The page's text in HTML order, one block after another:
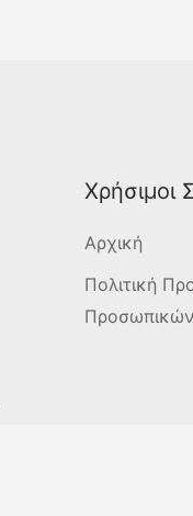
Χρήσιμοι
Αρχική
Πολιτική